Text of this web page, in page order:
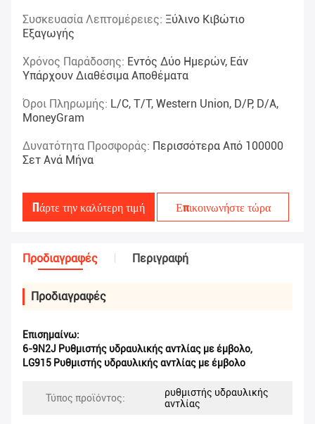
Συσκευασία Λεπτομέρειες: Ξύλινο Κιβώτιο
Εξαγωγής
Χρόνος Παράδοσης: Εντός Δύο Ημερών, Εάν
Υπάρχουν Διαθέσιμα Αποθέματα
Όροι Πληρωμής: L/C, T/T, Western Union, D/P, D/A,
MoneyGram
Δυνατότητα Προσφοράς: Περισσότερα Από 100000
Σετ Ανά Μήνα
Πάρτε την καλύτερη τιμή Επικοινωνήστε τώρα
Προδιαγραφές Περιγραφή
Προδιαγραφές
Επισημαίνω:
6-9N2J Ρυθμιστής υδραυλικής αντλίας με έμβολο,
LG915 Ρυθμιστής υδραυλικής αντλίας με έμβολο
Τύπος προϊόντος:
ρυθμιστής υδραυλικής
αντλίας